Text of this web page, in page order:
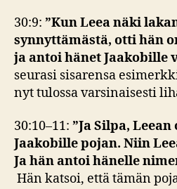
30:9: ”Kun Leea näki
synnyttämästä, otti hän
ja antoi hänet Jaakobille
seurasi sisarensa
nyt tulossa varsinaisesti
30:10–11: ”Ja Silpa,
Jaakobille pojan. Niin
Ja hän antoi hänelle
Hän katsoi, että tämän